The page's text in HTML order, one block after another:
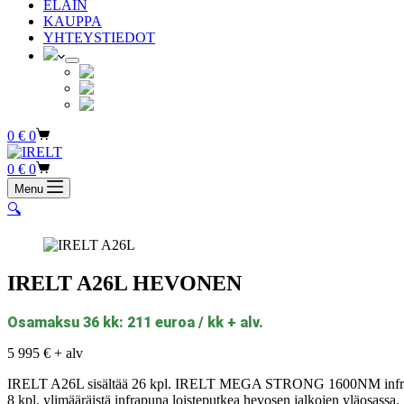
ELÄIN
KAUPPA
YHTEYSTIEDOT
Ostoskori
0 € 0
Ostoskori
0 € 0
Menu
🔍
IRELT A26L HEVONEN
Osamaksu 36 kk: 211 euroa / kk + alv.
5 995 € + alv
IRELT A26L sisältää 26 kpl. IRELT MEGA STRONG 1600NM
8 kpl. ylimääräistä infrapuna loisteputkea hevosen jalkojen yläosassa.